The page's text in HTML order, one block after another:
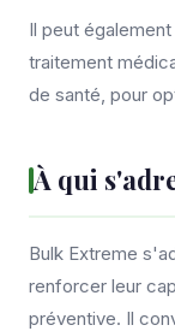
Il peut
traitement
de santé, pour
À qui
Bulk Extreme
renforcer leur
préventive. Il